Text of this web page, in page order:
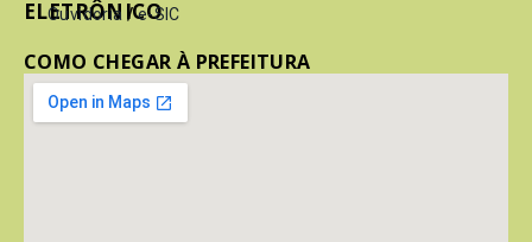
ELETRÔNICO
Ouvidoria / e-SIC
COMO CHEGAR À PREFEITURA